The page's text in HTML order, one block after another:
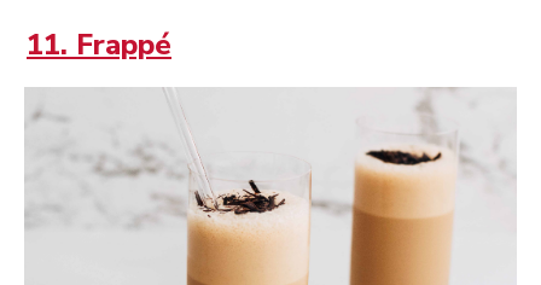
11. Frappé